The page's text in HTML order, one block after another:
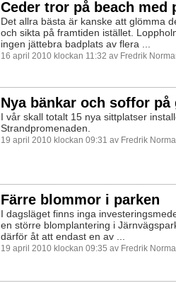
Ceder tror på beach med
Det allra bästa är kanske att glömma
och sikta på framtiden istället.
ingen jättebra badplats av flera ...
16 april 2010 klockan 11:32 av Fredrik
Nya bänkar och soffor på
I vår skall totalt 15 nya sittplatser
Strandpromenaden.
19 april 2010 klockan 09:31 av Fredrik
Färre blommor i parken
I dagsläget finns inga
en större blomplantering i
därför åt att endast en av ...
19 april 2010 klockan 09:35 av Fredrik